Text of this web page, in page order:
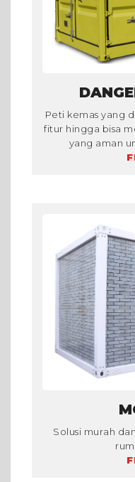
Peti kemas yang
fitur hingga bisa
yang aman
Solusi murah